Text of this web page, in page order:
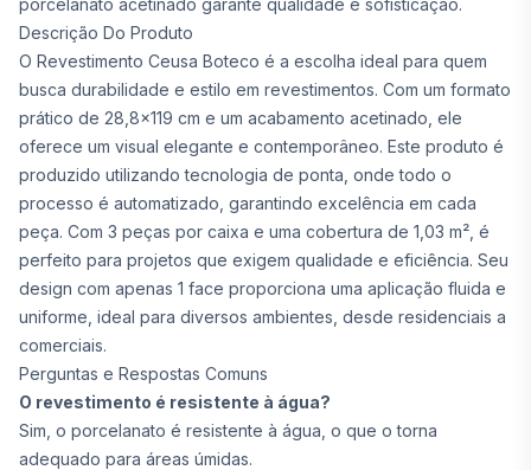
porcelanato acetinado garante qualidade e sofisticação.
Descrição Do Produto
O Revestimento Ceusa Boteco é a escolha ideal para quem
busca durabilidade e estilo em revestimentos. Com um formato
prático de 28,8x119 cm e um acabamento acetinado, ele
oferece um visual elegante e contemporâneo. Este produto é
produzido utilizando tecnologia de ponta, onde todo o
processo é automatizado, garantindo excelência em cada
peça. Com 3 peças por caixa e uma cobertura de 1,03 m², é
perfeito para projetos que exigem qualidade e eficiência. Seu
design com apenas 1 face proporciona uma aplicação fluida e
uniforme, ideal para diversos ambientes, desde residenciais a
comerciais.
Perguntas e Respostas Comuns
O revestimento é resistente à água?
Sim, o porcelanato é resistente à água, o que o torna
adequado para áreas úmidas.